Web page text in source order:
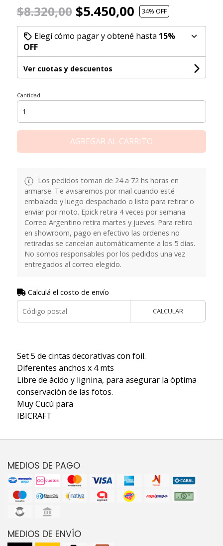
$8.320,00$5.450,00 34% OFF
Elegí cómo pagar y obtené hasta 15%
OFF
Ver cuotas y descuentos
Cantidad
AGREGAR AL CARRITO
Los pedidos toman de 24 a 72 hs horas en
armarse. Te avisaremos por mail cuando esté
embalado y luego despachado o listo para retirar o
enviar por moto. Epick retira 4 veces por semana.
Correo Argentino retira martes y jueves. Para retiro
en showroom, pago en efectivo las ordenes no
retiradas se cancelan automáticamente a los 5 días.
No somos responsables por los pedidos una vez
entregados al correo elegido.
Calculá el costo de envío
CALCULAR
Set 5 de cintas decorativas con foil.
Diferentes anchos x 4 mts
Libre de ácido y lignina, para asegurar la óptima
conservación de las fotos.
Muy Cucú para
IBICRAFT
MEDIOS DE PAGO
MEDIOS DE ENVÍO